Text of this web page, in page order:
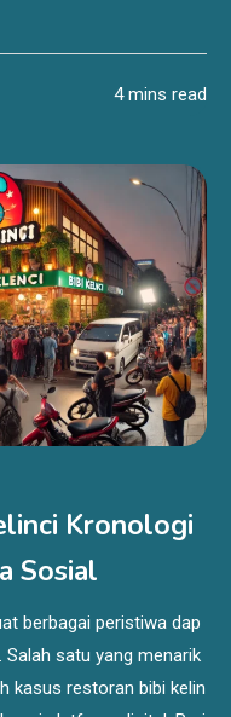
4 mins read
Kronologi
Sosial
berbagai peristiwa dap
satu yang menarik
kasus restoran bibi kelin